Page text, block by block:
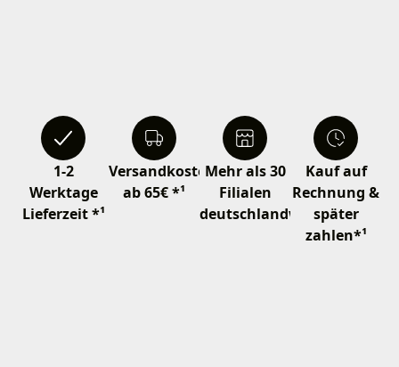
1-2
Werktage
Lieferzeit *¹
Versandkostenfrei
ab 65€ *¹
Mehr als 30
Filialen
deutschlandweit
Kauf auf
Rechnung &
später
zahlen*¹